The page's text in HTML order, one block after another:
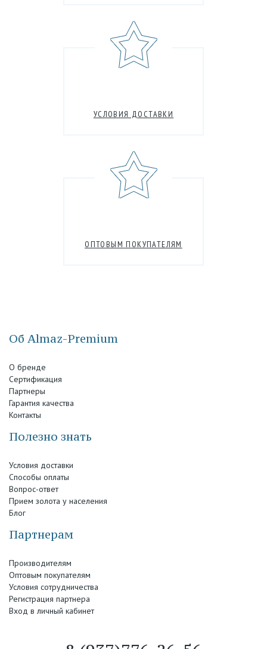
УСЛОВИЯ ДОСТАВКИ
ОПТОВЫМ ПОКУПАТЕЛЯМ
Об Almaz-Premium
О бренде
Сертификация
Партнеры
Гарантия качества
Контакты
Полезно знать
Условия доставки
Способы оплаты
Вопрос-ответ
Прием золота у населения
Блог
Партнерам
Производителям
Оптовым покупателям
Условия сотрудничества
Регистрация партнера
Вход в личный кабинет